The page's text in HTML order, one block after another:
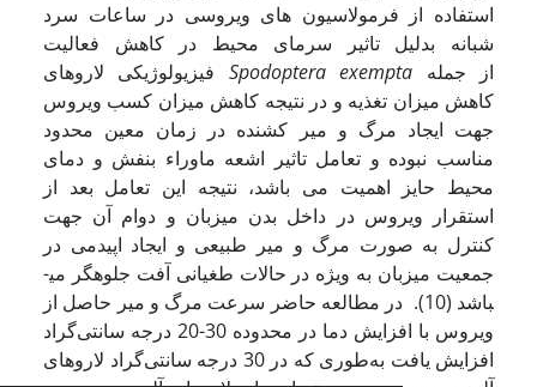
استفاده از فرمولاسیون های ویروسی در ساعات سرد
شبانه بدلیل تاثیر سرمای محیط در کاهش فعالیت
Spodoptera exempta از جمله
کاهش میزان تغذیه و در نتیجه کاهش میزان کسب ویروس
جهت ایجاد مرگ و میر کشنده در زمان معین محدود
مناسب نبوده و تعامل تاثیر اشعه ماوراء بنفش و دمای
محیط حایز اهمیت می باشد، نتیجه این تعامل بعد از
استقرار ویروس در داخل بدن میزبان و دوام آن جهت
کنترل به صورت مرگ و میر طبیعی و ایجاد اپیدمی در
جمعیت میزبان به ویژه در حالات طغیانی آفت جلوه­گر می­
باشد (10). در مطالعه حاضر سرعت مرگ و میر حاصل از
ویروس با افزایش دما در محدوده 30-20 درجه سانتی‌گراد
افزایش یافت به‌طوری که در 30 درجه سانتی‌گراد لاروهای